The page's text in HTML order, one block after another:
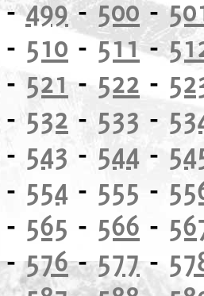
499-500-
- 510 -511-
- 521- 522 -
- 532 - 533 -
- 543 - 544 -
- 554 - 555 -
- 565 - 566 -
576-577-